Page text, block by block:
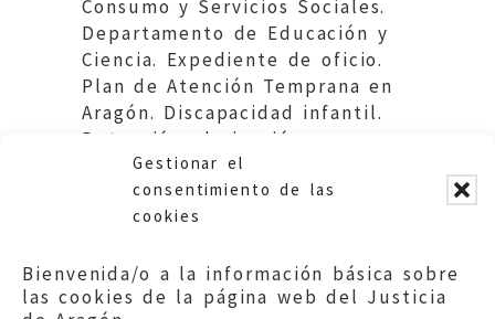
Gestionar el
consentimiento de las
cookies
Bienvenida/o a la información básica sobre
las cookies de la página web del Justicia
Consumo y Servicios Sociales.
Departamento de Educación y
Ciencia. Expediente de oficio.
Plan de Atención Temprana en
Aragón. Discapacidad infantil.
Detección, derivación e
intervención.